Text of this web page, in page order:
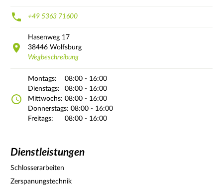
+49 5363 71600
Hasenweg 17
38446 Wolfsburg
Wegbeschreibung
Montags:
08:00 - 16:00
Dienstags:
08:00 - 16:00
Mittwochs: 08:00 - 16:00
Donnerstags: 08:00 - 16:00
Freitags:
08:00 - 16:00
Dienstleistungen
Schlosserarbeiten
Zerspanungstechnik